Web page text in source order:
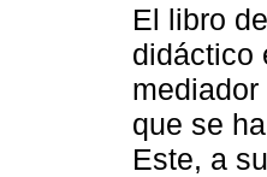
El libro
didáctico
que se
Este, a